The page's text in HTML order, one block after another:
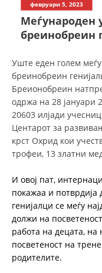
февруари 5, 2023
Меѓународен
бреинобреин
Уште еден голем
бреинобреин
Бреионобреин
одржа на 28 јануари
20603 илјади
Центарот за
крст Охрид кои
трофеи, 13 златни
И овој пат,
покажаа и
генијалци се меѓу
должи на
работа на децата,
посветеност на
родителите.